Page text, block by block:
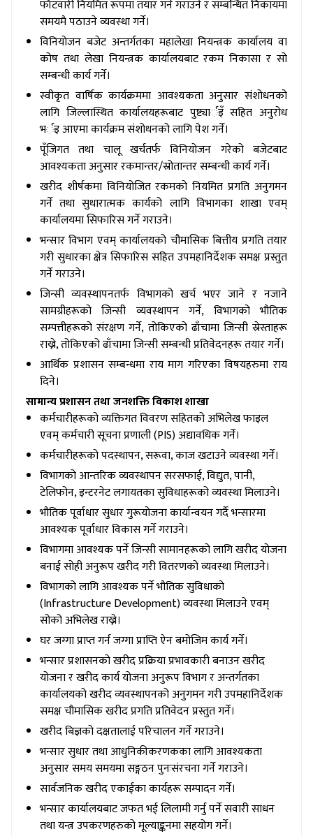
फाँटवारी नियमित रूपमा तयार गर्ने गराउने र सम्बन्धित निकायमा
समयमै पठाउने व्यवस्था गर्ने।
विनियोजन बजेट अन्तर्गतका महालेखा नियन्त्रक कार्यालय वा
कोष तथा लेखा नियन्त्रक कार्यालयबाट रकम निकासा र सो
सम्बन्धी कार्य गर्ने।
स्वीकृत वार्षिक कार्यक्रममा आवश्यकता अनुसार संशोधनको
लागि जिल्लास्थित कार्यालयहरूबाट पुष्ट्यार्इँ सहित अनुरोध
भर्इ आएमा कार्यक्रम संशोधनको लागि पेश गर्ने।
पूँजिगत तथा चालू खर्चतर्फ विनियोजन गरेको बजेटबाट
आवश्यकता अनुसार रकमान्तर/स्रोतान्तर सम्बन्धी कार्य गर्ने।
खरीद शीर्षकमा विनियोजित रकमको नियमित प्रगति अनुगमन
गर्ने तथा सुधारात्मक कार्यको लागि विभागका शाखा एवम्
कार्यालयमा सिफारिस गर्ने गराउने।
भन्सार विभाग एवम् कार्यालयको चौमासिक बित्तीय प्रगति तयार
गरी सुधारका क्षेत्र सिफारिस सहित उपमहानिर्देशक समक्ष प्रस्तुत
गर्ने गराउने।
जिन्सी व्यवस्थापनतर्फ विभागको खर्च भएर जाने र नजाने
सामग्रीहरूको जिन्सी व्यवस्थापन गर्ने, विभागको भौतिक
सम्पत्तीहरूको संरक्षण गर्ने, तोकिएको ढाँचामा जिन्सी स्रेस्ताहरू
राख्ने, तोकिएको ढाँचामा जिन्सी सम्बन्धी प्रतिवेदनहरू तयार गर्ने।
आर्थिक प्रशासन सम्बन्धमा राय माग गरिएका विषयहरुमा राय
दिने।
सामान्य प्रशासन तथा जनशक्ति विकाश शाखा
कर्मचारीहरूको व्यक्तिगत विवरण सहितको अभिलेख फाइल
एवम् कर्मचारी सूचना प्रणाली (PIS) अद्यावधिक गर्ने।
कर्मचारीहरूको पदस्थापन, सरूवा, काज खटाउने व्यवस्था गर्ने।
विभागको आन्तरिक व्यवस्थापन सरसफाई, विद्युत, पानी,
टेलिफोन, इन्टरनेट लगायतका सुविधाहरूको व्यवस्था मिलाउने।
भौतिक पूर्वाधार सुधार गुरूयोजना कार्यान्वयन गर्दै भन्सारमा
आवश्यक पूर्वाधार विकास गर्ने गराउने।
विभागमा आवश्यक पर्ने जिन्सी सामानहरूको लागि खरीद योजना
बनाई सोही अनुरूप खरीद गरी वितरणको व्यवस्था मिलाउने।
विभागको लागि आवश्यक पर्ने भौतिक सुविधाको
(Infrastructure Development) व्यवस्था मिलाउने एवम्
सोको अभिलेख राख्ने।
घर जग्गा प्राप्त गर्न जग्गा प्राप्ति ऐन बमोजिम कार्य गर्ने।
भन्सार प्रशासनको खरीद प्रक्रिया प्रभावकारी बनाउन खरीद
योजना र खरीद कार्य योजना अनुरूप विभाग र अन्तर्गतका
कार्यालयको खरीद व्यवस्थापनको अनुगमन गरी उपमहानिर्देशक
समक्ष चौमासिक खरीद प्रगति प्रतिवेदन प्रस्तुत गर्ने।
खरीद बिज्ञको दक्षतालाई परिचालन गर्ने गराउने।
भन्सार सुधार तथा आधुनिकीकरणकका लागि आवश्यकता
अनुसार समय समयमा सङ्गठन पुनःसंरचना गर्ने गराउने।
सार्वजनिक खरीद एकाईका कार्यहरू सम्पादन गर्ने।
भन्सार कार्यालयबाट जफत भई लिलामी गर्नु पर्ने सवारी साधन
तथा यन्त्र उपकरणहरुको मूल्याङ्कनमा सहयोग गर्ने।